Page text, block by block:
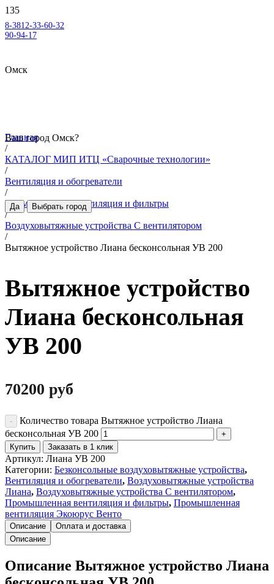
8-3812-33-60-32
90-94-17
Омск
Ваш город Омск?
Да Выбрать город
Главная
/
КАТАЛОГ МИП ИТЦ «Сварочные технологии»
/
Вентиляция и обогреватели
/
Промышленная вентиляция и фильтры
/
Воздуховытяжные устройства С вентилятором
/
Вытяжное устройство Лиана бесконсольная УВ 200
Вытяжное устройство
Лиана бесконсольная
УВ 200
70200 руб
Количество товара Вытяжное устройство Лиана
бесконсольная УВ 200
Купить Заказать в 1 клик
Артикул: Лиана УВ 200
Категории: Безконсольные воздуховытяжные устройства,
Вентиляция и обогреватели, Воздуховытяжные устройства
Лиана, Воздуховытяжные устройства С вентилятором,
Промышленная вентиляция и фильтры, Промышленная
вентиляция Экоюрус Венто
Описание
Оплата и доставка
Описание
Описание Вытяжное устройство Лиана